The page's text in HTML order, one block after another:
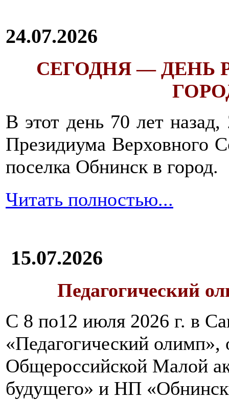
24.07.2026
СЕГОДНЯ — ДЕНЬ
В этот день 70 лет
Президиума Верховного
поселка Обнинск в город.
Читать полностью...
15.07.2026
Педагогический
С 8 по12 июля 2026 г. в
«Педагогический олимп»,
Общероссийской Малой
будущего» и НП